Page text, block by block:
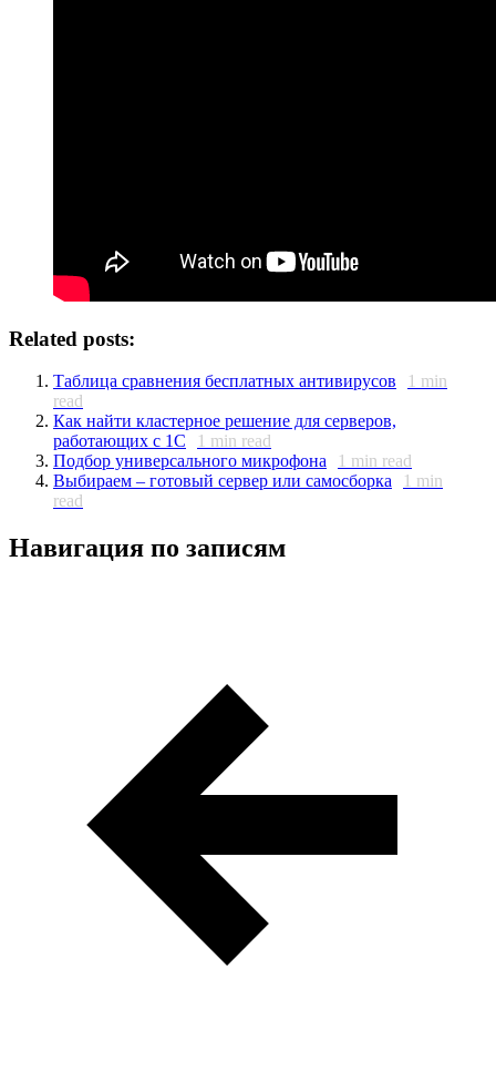
Related posts:
Таблица сравнения бесплатных антивирусов 1 min
read
Как найти кластерное решение для серверов,
работающих с 1С
1 min read
Подбор универсального микрофона
1 min read
Выбираем – готовый сервер или самосборка
1 min
read
Навигация по записям